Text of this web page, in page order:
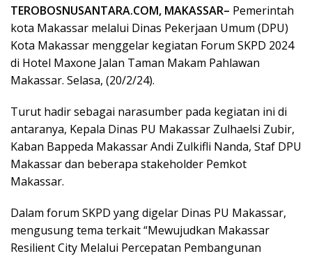
TEROBOSNUSANTARA.COM, MAKASSAR– Pemerintah
kota Makassar melalui Dinas Pekerjaan Umum (DPU)
Kota Makassar menggelar kegiatan Forum SKPD 2024
di Hotel Maxone Jalan Taman Makam Pahlawan
Makassar. Selasa, (20/2/24).
Turut hadir sebagai narasumber pada kegiatan ini di
antaranya, Kepala Dinas PU Makassar Zulhaelsi Zubir,
Kaban Bappeda Makassar Andi Zulkifli Nanda, Staf DPU
Makassar dan beberapa stakeholder Pemkot
Makassar.
Dalam forum SKPD yang digelar Dinas PU Makassar,
mengusung tema terkait “Mewujudkan Makassar
Resilient City Melalui Percepatan Pembangunan